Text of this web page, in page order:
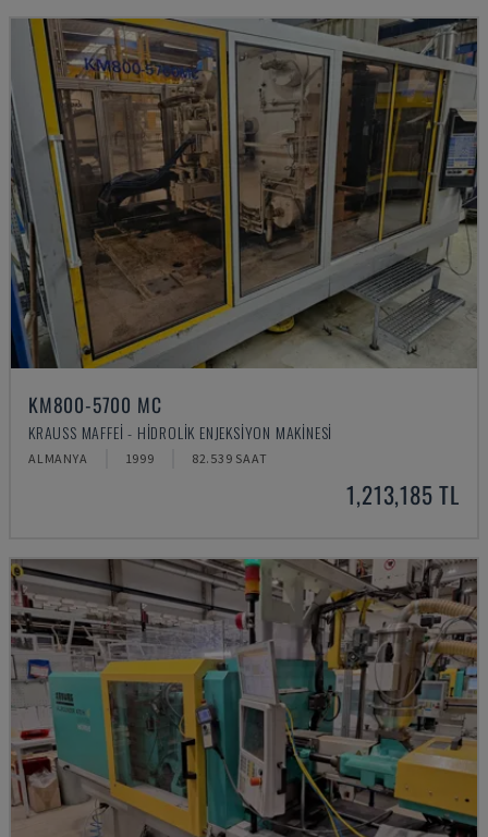
KM800-5700 MC
KRAUSS MAFFEI - HIDROLIK ENJEKSIYON MAKINESI
ALMANYA 1999 82.539 SAAT
1,213,185 TL